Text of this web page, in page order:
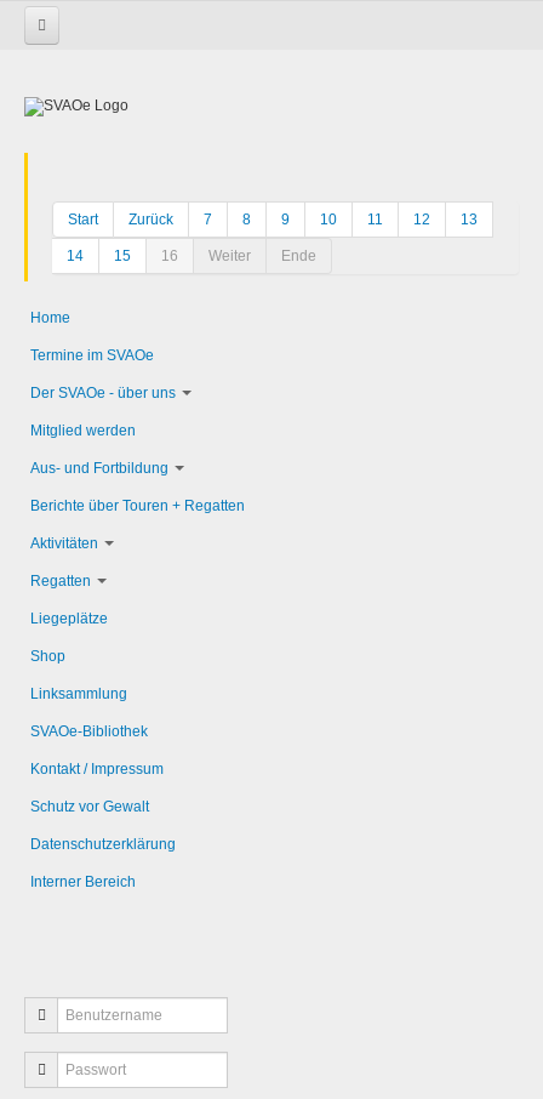
Start Zurück 7 8 9 10 11 12 13
14 15 16 Weiter Ende
Home
Termine im SVAOe
Der SVAOe - über uns
Mitglied werden
Aus- und Fortbildung
Berichte über Touren + Regatten
Aktivitäten
Regatten
Liegeplätze
Shop
Linksammlung
SVAOe-Bibliothek
Kontakt / Impressum
Schutz vor Gewalt
Datenschutzerklärung
Interner Bereich